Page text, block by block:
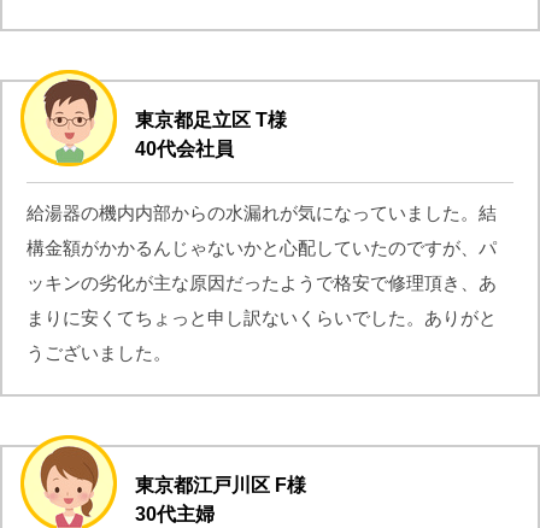
東京都足立区 T様
40代会社員
給湯器の機内内部からの水漏れが気になっていました。結
構金額がかかるんじゃないかと心配していたのですが、パ
ッキンの劣化が主な原因だったようで格安で修理頂き、あ
まりに安くてちょっと申し訳ないくらいでした。ありがと
うございました。
東京都江戸川区 F様
30代主婦